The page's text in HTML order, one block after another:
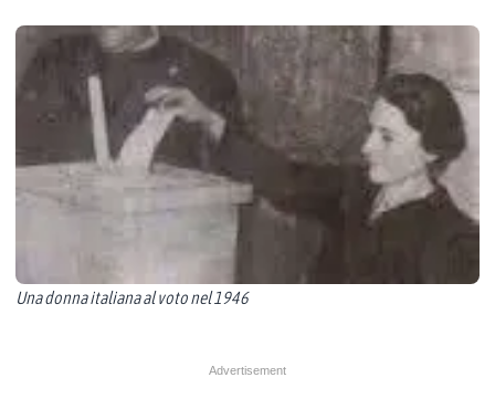
Una donna italiana al voto nel 1946